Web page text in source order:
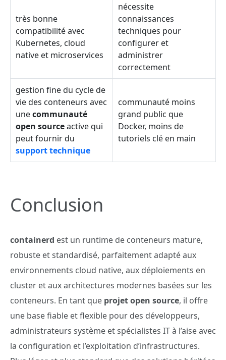
très bonne
compatibilité avec
Kubernetes, cloud
native et microservices
nécessite
connaissances
techniques pour
configurer et
administrer
correctement
gestion fine du cycle de
vie des conteneurs avec
unecommunauté
open sourceactive qui
peut fournir du
support technique
communauté moins
grand public que
Docker, moins de
tutoriels clé en main
Conclusion
containerd est un runtime de conteneurs mature,
robuste et standardisé, parfaitement adapté aux
environnements cloud native, aux déploiements en
cluster et aux architectures modernes basées sur les
conteneurs. En tant que projet open source, il offre
une base fiable et flexible pour des développeurs,
administrateurs système et spécialistes IT à l’aise avec
la configuration et l’exploitation d’infrastructures.